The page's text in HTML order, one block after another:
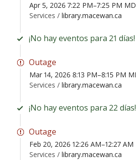
Apr 5, 2026 7:22 PM–7:25 PM
Services / library.macewan.ca
¡No hay eventos para 21 días!
Outage
Mar 14, 2026 8:13 PM–8:15 PM
Services / library.macewan.ca
¡No hay eventos para 22 días!
Outage
Feb 20, 2026 12:26 AM–12:27 AM
Services / library.macewan.ca